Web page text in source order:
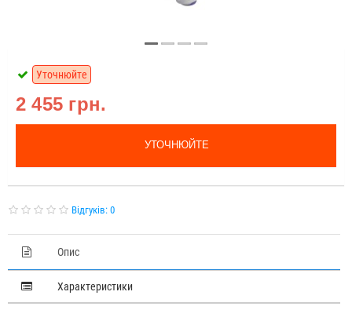
2 455 грн.
Уточнюйте
УТОЧНЮЙТЕ
Відгуків: 0
Опис
Характеристики